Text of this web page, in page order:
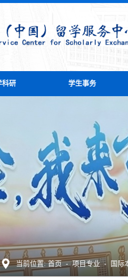
科研 学生事务
当前位置:首页 - 项目专业 - 国际